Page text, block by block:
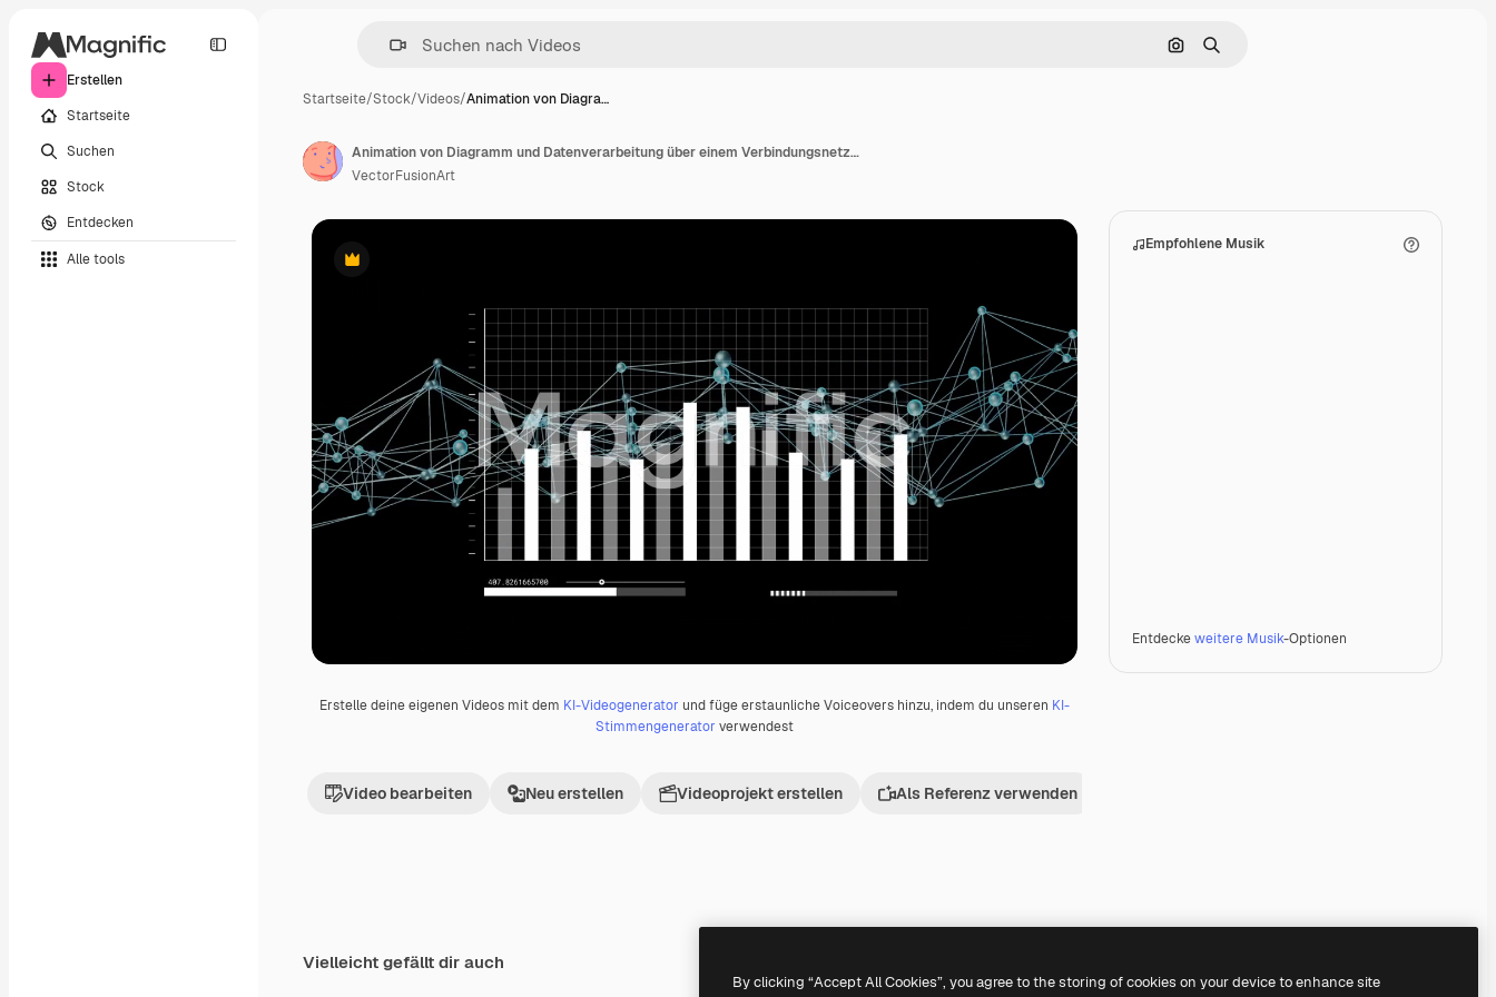
Erstellen
Startseite
Suchen
Stock
Entdecken
Alle tools
Nach Bild suchen
Suchen
Startseite/Stock/Videos/Animation von Diagra…
Premium
Erstelle deine eigenen Videos mit dem KI-Videogenerator und füge erstaunliche Voiceovers hinzu, indem du unseren KI-
Stimmengenerator verwendest
Video bearbeiten Neu erstellen Videoprojekt erstellen Als Referenz verwenden
Empfohlene Musik
Entdeckeweitere Musik-Optionen
Animation von Diagramm und Datenverarbeitung über einem Verbindungsnetzwerk
VectorFusionArt
Vielleicht gefällt dir auch
Premium
Premium Premium
Premium
By clicking “Accept All Cookies”, you agree to the storing of cookies on your device to enhance site